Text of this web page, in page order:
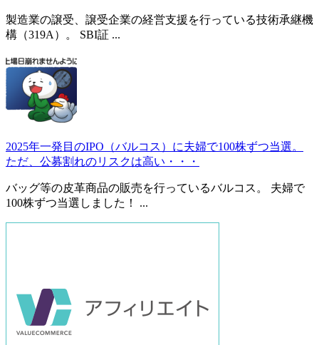
製造業の譲受、譲受企業の経営支援を行っている技術承継機
構（319A）。 SBI証 ...
2025年一発目のIPO（バルコス）に夫婦で100株ずつ当選。
ただ、公募割れのリスクは高い・・・
バッグ等の皮革商品の販売を行っているバルコス。 夫婦で
100株ずつ当選しました！ ...